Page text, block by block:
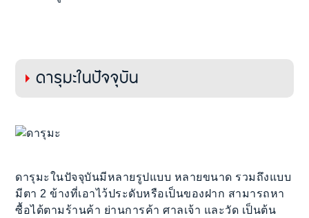
ดารุมะในปัจจุบัน
ดารุมะในปัจจุบันมีหลายรูปแบบ หลายขนาด รวมถึงแบบ
มีตา 2 ข้างที่เอาไว้ประดับหรือเป็นของฝาก สามารถหา
ซื้อได้ตามร้านค้า ย่านการค้า ศาลเจ้า และวัด เป็นต้น